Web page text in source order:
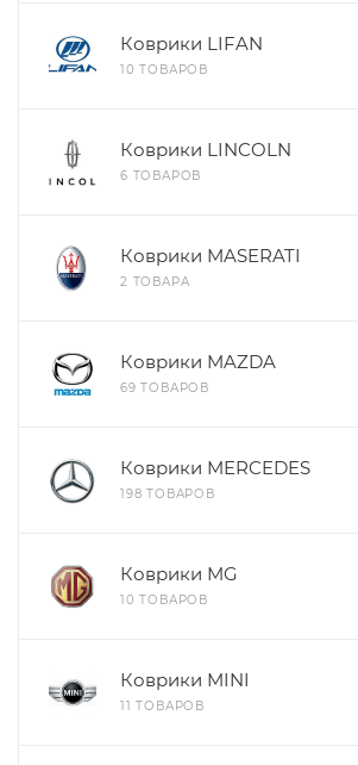
Коврики LIFAN
10 ТОВАРОВ
Коврики LINCOLN
6 ТОВАРОВ
Коврики MASERATI
2 ТОВАРА
Коврики MAZDA
69 ТОВАРОВ
Коврики MERCEDES
198 ТОВАРОВ
Коврики MG
10 ТОВАРОВ
Коврики MINI
11 ТОВАРОВ